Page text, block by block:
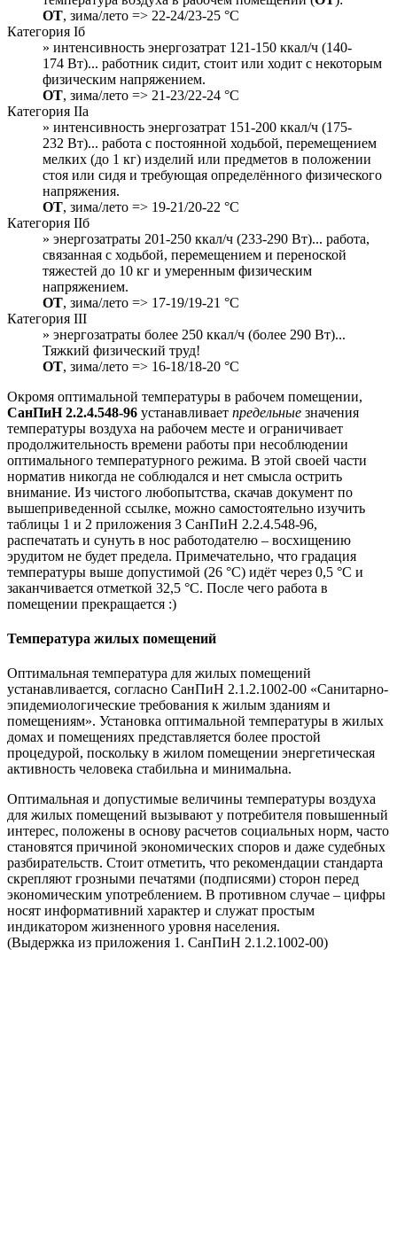
ОТ, зима/лето => 22-24/23-25 °С
Категория Iб
» интенсивность энергозатрат 121-150 ккал/ч (140-
174 Вт)... работник сидит, стоит или ходит с некоторым
физическим напряжением.
ОТ, зима/лето => 21-23/22-24 °С
Категория IIа
» интенсивность энергозатрат 151-200 ккал/ч (175-
232 Вт)... работа с постоянной ходьбой, перемещением
мелких (до 1 кг) изделий или предметов в положении
стоя или сидя и требующая определённого физического
напряжения.
ОТ, зима/лето => 19-21/20-22 °С
Категория IIб
» энергозатраты 201-250 ккал/ч (233-290 Вт)... работа,
связанная с ходьбой, перемещением и переноской
тяжестей до 10 кг и умеренным физическим
напряжением.
ОТ, зима/лето => 17-19/19-21 °С
Категория III
» энергозатраты более 250 ккал/ч (более 290 Вт)...
Тяжкий физический труд!
ОТ, зима/лето => 16-18/18-20 °С
Окромя оптимальной температуры в рабочем помещении,
СанПиН 2.2.4.548-96 устанавливает предельные значения
температуры воздуха на рабочем месте и ограничивает
продолжительность времени работы при несоблюдении
оптимального температурного режима. В этой своей части
норматив никогда не соблюдался и нет смысла острить
внимание. Из чистого любопытства, скачав документ по
вышеприведенной ссылке, можно самостоятельно изучить
таблицы 1 и 2 приложения 3 СанПиН 2.2.4.548-96,
распечатать и сунуть в нос работодателю – восхищению
эрудитом не будет предела. Примечательно, что градация
температуры выше допустимой (26 °С) идёт через 0,5 °С и
заканчивается отметкой 32,5 °С. После чего работа в
помещении прекращается :)
Температура жилых помещений
Оптимальная температура для жилых помещений
устанавливается, согласно СанПиН 2.1.2.1002-00 «Санитарно-
эпидемиологические требования к жилым зданиям и
помещениям». Установка оптимальной температуры в жилых
домах и помещениях представляется более простой
процедурой, поскольку в жилом помещении энергетическая
активность человека стабильна и минимальна.
Оптимальная и допустимые величины температуры воздуха
для жилых помещений вызывают у потребителя повышенный
интерес, положены в основу расчетов социальных норм, часто
становятся причиной экономических споров и даже судебных
разбирательств. Стоит отметить, что рекомендации стандарта
скрепляют грозными печатями (подписями) сторон перед
экономическим употреблением. В противном случае – цифры
носят информативний характер и служат простым
индикатором жизненного уровня населения.
(Выдержка из приложения 1. СанПиН 2.1.2.1002-00)